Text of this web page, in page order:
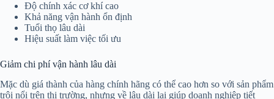
Độ chính xác cơ khí cao
Khả năng vận hành ổn định
Tuổi thọ lâu dài
Hiệu suất làm việc tối ưu
Giảm chi phí vận hành lâu dài
Mặc dù giá thành của hàng chính hãng có thể cao hơn so với sản phẩm
trôi nổi trên thị trường, nhưng về lâu dài lại giúp doanh nghiệp tiết